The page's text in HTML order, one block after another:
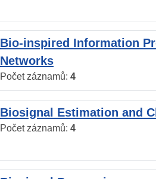
Bio-inspired Information
Networks
Počet záznamů: 4
Biosignal Estimation and
Počet záznamů: 4